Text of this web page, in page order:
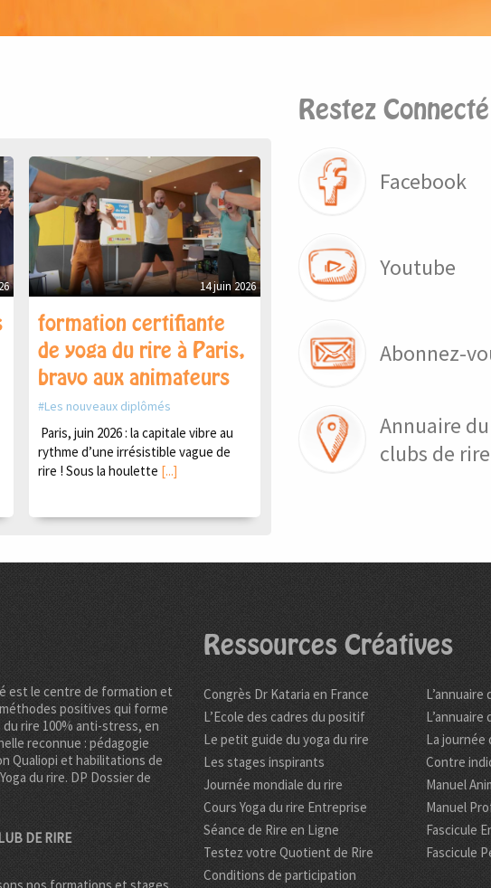
14 juin 2026
formation certifiante
de yoga du rire à Paris,
bravo aux animateurs
Les nouveaux diplômés
Paris, juin 2026 : la capitale vibre au
rythme d’une irrésistible vague de
rire ! Sous la houlette [...]
Restez Connecté
Facebook
Youtube
Abonnez-
Annuaire
clubs de rire
est le centre de formation et
positives qui forme
rire 100% anti-stress, en
reconnue : pédagogie
Qualiopi et habilitations de
du rire. DP Dossier de
DE RIRE
Ressources Créatives
Congrès Dr Kataria en France
L’Ecole des cadres du positif
Le petit guide du yoga du rire
Les stages inspirants
Journée mondiale du rire
Cours Yoga du rire Entreprise
Séance de Rire en Ligne
Testez votre Quotient de Rire
Conditions de participation
L’annuaire
La journée
Contre
Manuel
Manuel
Fascicule
Fascicule